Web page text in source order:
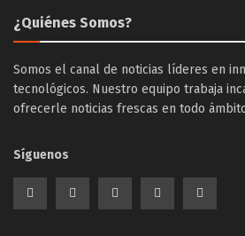
¿Quiénes Somos?
Somos el canal de noticias líderes en
tecnológicos. Nuestro equipo trabaja
ofrecerle noticias frescas en todo
Síguenos